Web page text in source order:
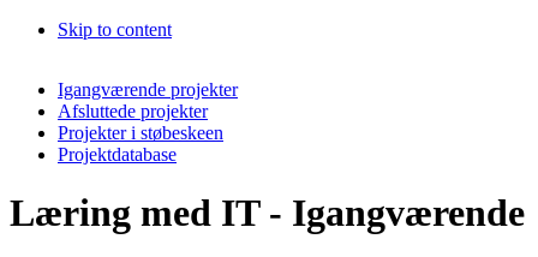
Skip to content
Igangværende projekter
Afsluttede projekter
Projekter i støbeskeen
Projektdatabase
Læring med IT - Igangværende